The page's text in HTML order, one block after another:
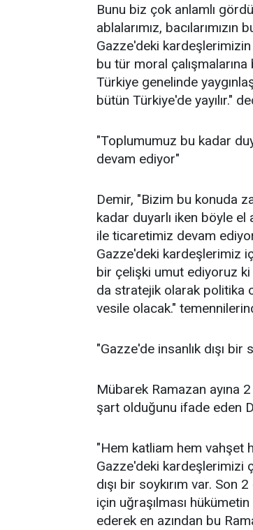
Bunu biz çok anlamlı
ablalarımız,
Gazze'deki
bu tür moral
Türkiye genelinde
bütün Türkiye'de yayılır."
"Toplumumuz bu kadar
devam ediyor"
Demir, "Bizim bu konuda
kadar duyarlı iken böyle
ile ticaretimiz devam
Gazze'deki kardeşlerimiz
bir çelişki umut ediyoruz ki
da stratejik olarak politika
vesile olacak."
"Gazze'de insanlık dışı bir
Mübarek Ramazan ayına
şart olduğunu ifade eden
"Hem katliam hem vahşet
Gazze'deki kardeşlerimizi
dışı bir soykırım var. Son
için uğraşılması
ederek en azından bu